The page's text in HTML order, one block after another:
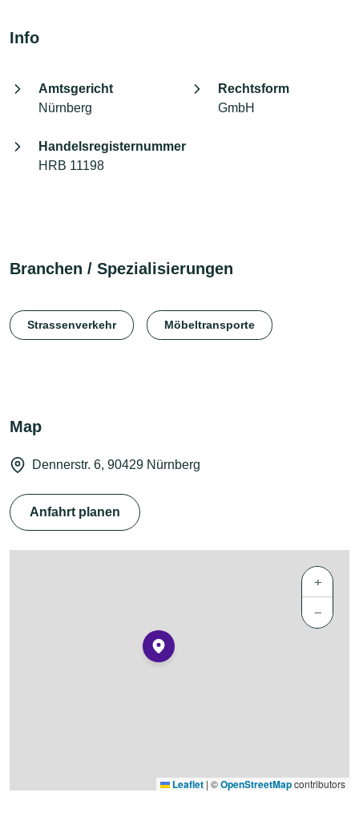
Info
Amtsgericht
Nürnberg
Rechtsform
GmbH
Handelsregisternummer
HRB 11198
Branchen / Spezialisierungen
Strassenverkehr Möbeltransporte
Map
Dennerstr. 6, 90429 Nürnberg
Anfahrt planen
+
−
Leaflet | ©OpenStreetMapcontributors